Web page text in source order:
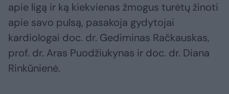
apie ligą ir ką kiekvienas žmogus turėtų žinoti
apie savo pulsą, pasakoja gydytojai
kardiologai doc. dr. Gediminas Račkauskas,
prof. dr. Aras Puodžiukynas ir doc. dr. Diana
Rinkūnienė.